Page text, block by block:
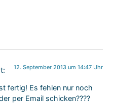
12. September 2013 um 14:47 Uhr
fertig! Es fehlen nur noch
per Email schicken????